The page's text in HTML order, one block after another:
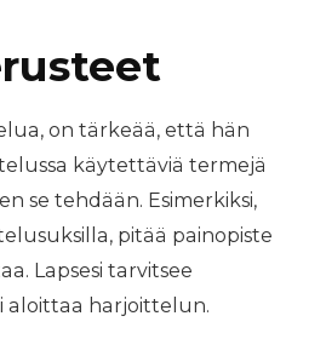
on tärkeää, että hän
käytettäviä termejä
se tehdään. Esimerkiksi,
pitää painopiste
Lapsesi tarvitsee
aloittaa harjoittelun.